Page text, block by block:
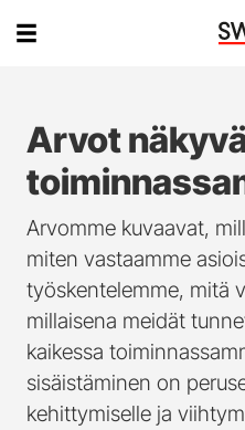
Arvot
Arvomme kuvaavat,
miten vastaamme
työskentelemme, mitä
millaisena meidät
kaikessa
sisäistäminen on
kehittymiselle ja